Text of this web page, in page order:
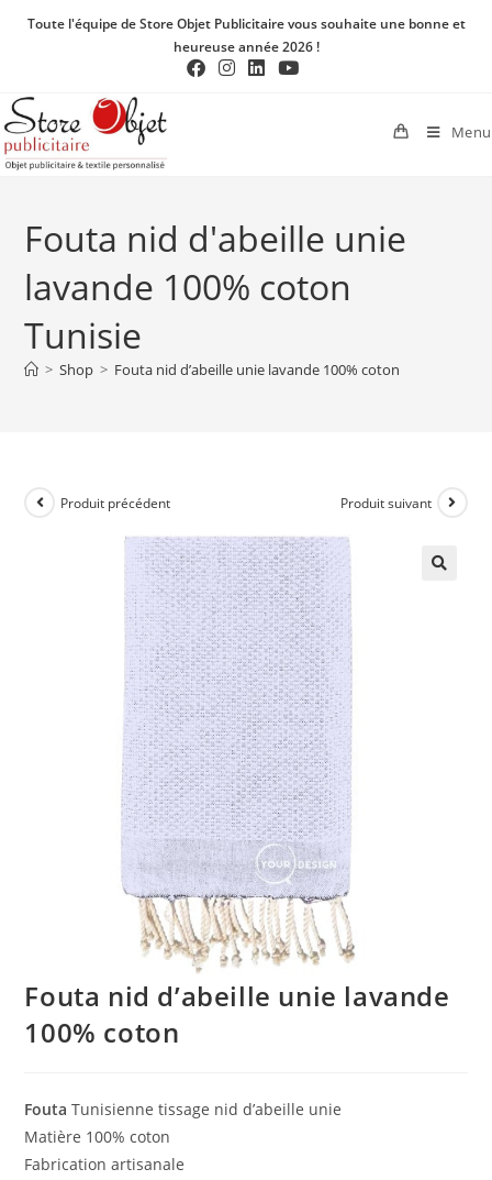
Toute l'équipe de Store Objet Publicitaire vous souhaite une bonne et
heureuse année 2026 !
Menu
Fouta nid d'abeille unie
lavande 100% coton
Tunisie
> Shop > Fouta nid d’abeille unie lavande 100% coton
Produit précédent Produit suivant
Fouta nid d’abeille unie lavande
100% coton
Fouta Tunisienne tissage nid d’abeille unie
Matière 100% coton
Fabrication artisanale